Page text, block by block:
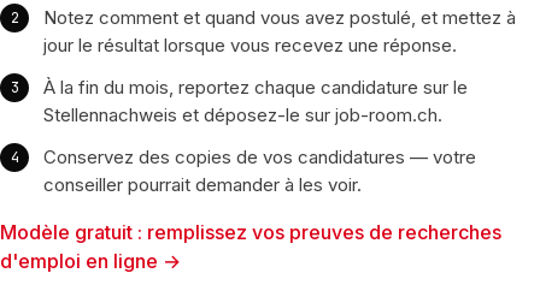
Notez comment et quand vous avez postulé, et mettez à
jour le résultat lorsque vous recevez une réponse.
À la fin du mois, reportez chaque candidature sur le
Stellennachweis et déposez-le sur job-room.ch.
Conservez des copies de vos candidatures — votre
conseiller pourrait demander à les voir.
Modèle gratuit : remplissez vos preuves de recherches
d'emploi en ligne →